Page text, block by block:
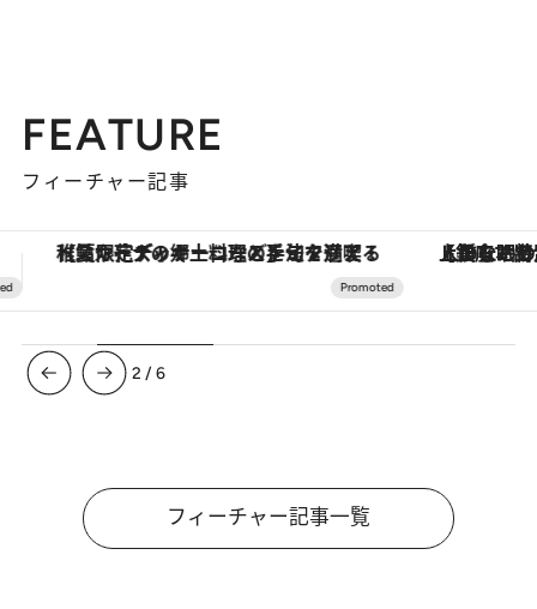
FEATURE
フィーチャー記事
【銀座で出合う最旬美容】美髪ケアや上質な眠り…セルフケアのアップデートから、特別な名入れギフトまで。大人のための「ReFa GINZA」クルーズ
3 /6
フィーチャー記事一覧